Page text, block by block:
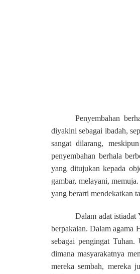
Penyembahan
diyakini sebagai ibadah,
sangat dilarang,
penyembahan berhala
yang ditujukan kepada
gambar, melayani, memuja
yang berarti mendekatkan
Dalam adat istiadat
berpakaian. Dalam agama
sebagai pengingat
dimana masyarakatnya
mereka sembah, mereka